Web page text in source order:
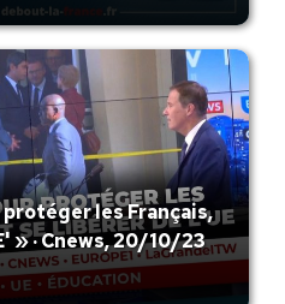
les Français,
» · Cnews, 20/10/23